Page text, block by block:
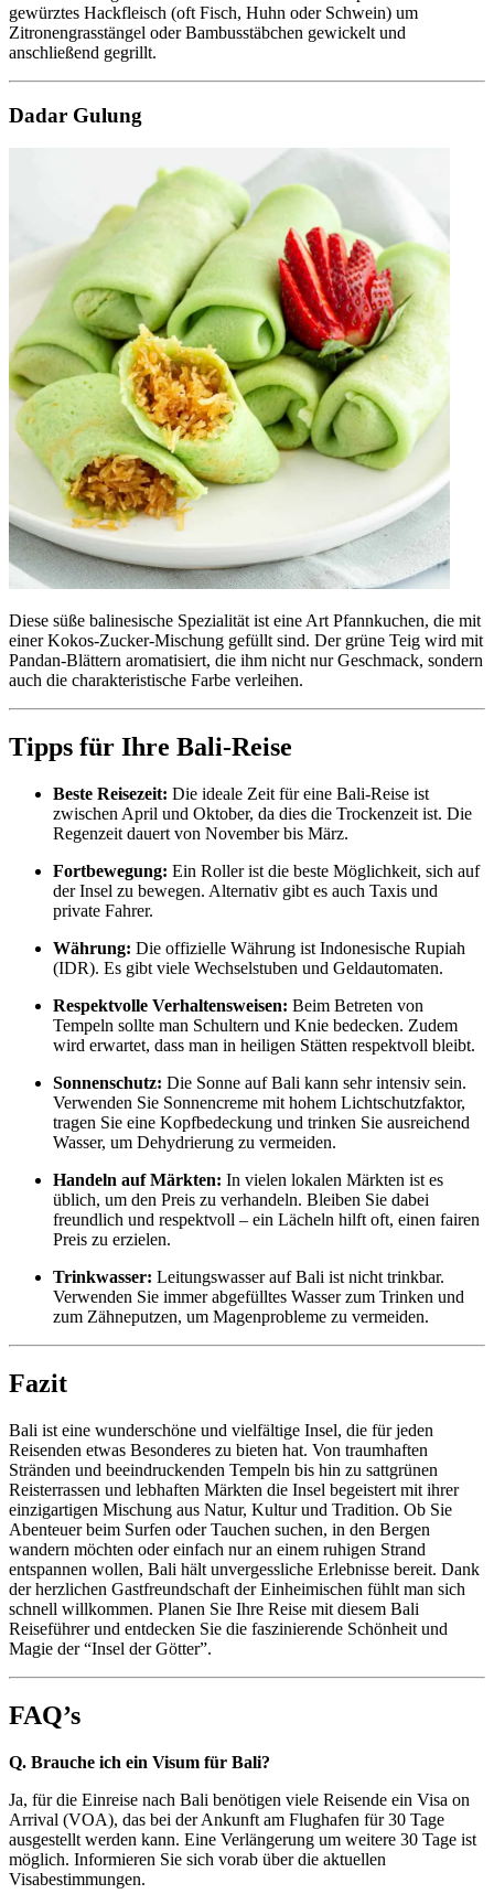
gewürztes Hackfleisch (oft Fisch, Huhn oder Schwein) um
Zitronengrasstängel oder Bambusstäbchen gewickelt und
anschließend gegrillt.
Dadar Gulung
Diese süße balinesische Spezialität ist eine Art Pfannkuchen, die mit
einer Kokos-Zucker-Mischung gefüllt sind. Der grüne Teig wird mit
Pandan-Blättern aromatisiert, die ihm nicht nur Geschmack, sondern
auch die charakteristische Farbe verleihen.
Tipps für Ihre Bali-Reise
Beste Reisezeit: Die ideale Zeit für eine Bali-Reise ist
zwischen April und Oktober, da dies die Trockenzeit ist. Die
Regenzeit dauert von November bis März.
Fortbewegung: Ein Roller ist die beste Möglichkeit, sich auf
der Insel zu bewegen. Alternativ gibt es auch Taxis und
private Fahrer.
Währung: Die offizielle Währung ist Indonesische Rupiah
(IDR). Es gibt viele Wechselstuben und Geldautomaten.
Respektvolle Verhaltensweisen: Beim Betreten von
Tempeln sollte man Schultern und Knie bedecken. Zudem
wird erwartet, dass man in heiligen Stätten respektvoll bleibt.
Sonnenschutz: Die Sonne auf Bali kann sehr intensiv sein.
Verwenden Sie Sonnencreme mit hohem Lichtschutzfaktor,
tragen Sie eine Kopfbedeckung und trinken Sie ausreichend
Wasser, um Dehydrierung zu vermeiden.
Handeln auf Märkten: In vielen lokalen Märkten ist es
üblich, um den Preis zu verhandeln. Bleiben Sie dabei
freundlich und respektvoll – ein Lächeln hilft oft, einen fairen
Preis zu erzielen.
Trinkwasser: Leitungswasser auf Bali ist nicht trinkbar.
Verwenden Sie immer abgefülltes Wasser zum Trinken und
zum Zähneputzen, um Magenprobleme zu vermeiden.
Fazit
Bali ist eine wunderschöne und vielfältige Insel, die für jeden
Reisenden etwas Besonderes zu bieten hat. Von traumhaften
Stränden und beeindruckenden Tempeln bis hin zu sattgrünen
Reisterrassen und lebhaften Märkten die Insel begeistert mit ihrer
einzigartigen Mischung aus Natur, Kultur und Tradition. Ob Sie
Abenteuer beim Surfen oder Tauchen suchen, in den Bergen
wandern möchten oder einfach nur an einem ruhigen Strand
entspannen wollen, Bali hält unvergessliche Erlebnisse bereit. Dank
der herzlichen Gastfreundschaft der Einheimischen fühlt man sich
schnell willkommen. Planen Sie Ihre Reise mit diesem Bali
Reiseführer und entdecken Sie die faszinierende Schönheit und
Magie der “Insel der Götter”.
FAQ’s
Q. Brauche ich ein Visum für Bali?
Ja, für die Einreise nach Bali benötigen viele Reisende ein Visa on
Arrival (VOA), das bei der Ankunft am Flughafen für 30 Tage
ausgestellt werden kann. Eine Verlängerung um weitere 30 Tage ist
möglich. Informieren Sie sich vorab über die aktuellen
Visabestimmungen.